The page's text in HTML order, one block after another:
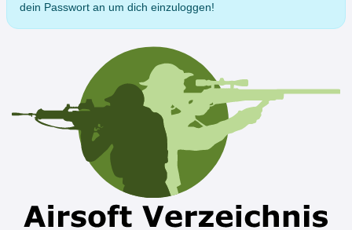
dein Passwort an um dich einzuloggen!